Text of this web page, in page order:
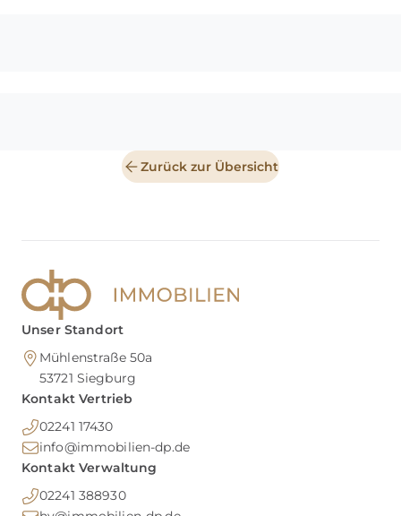
Zurück zur Übersicht
Unser Standort
Mühlenstraße 50a
53721 Siegburg
Kontakt Vertrieb
02241 17430
info@immobilien-dp.de
Kontakt Verwaltung
02241 388930